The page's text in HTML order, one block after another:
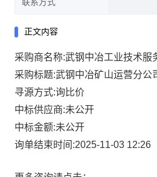
联系方式
正文内容
采购商名称:武钢中冶工业技术服
采购标题:武钢中冶矿山运营分公
寻源方式:询比价
中标供应商:未公开
中标金额:未公开
询单结束时间:2025-11-03 12:26